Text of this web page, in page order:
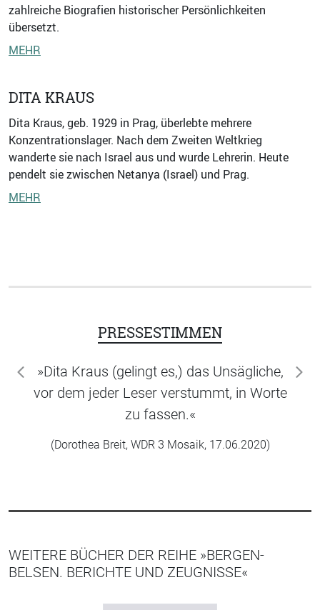
zahlreiche Biografien historischer Persönlichkeiten
übersetzt.
MEHR
DITA KRAUS
Dita Kraus, geb. 1929 in Prag, überlebte mehrere
Konzentrationslager. Nach dem Zweiten Weltkrieg
wanderte sie nach Israel aus und wurde Lehrerin. Heute
pendelt sie zwischen Netanya (Israel) und Prag.
MEHR
PRESSESTIMMEN
»Dita Kraus (gelingt es,) das Unsägliche,
vor dem jeder Leser verstummt, in Worte
zu fassen.«
(Dorothea Breit, WDR 3 Mosaik, 17.06.2020)
zurück
WEITERE BÜCHER DER REIHE »BERGEN-
BELSEN. BERICHTE UND ZEUGNISSE«